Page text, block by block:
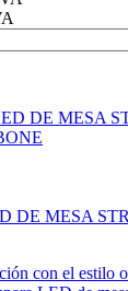
DE MESA
con el estilo